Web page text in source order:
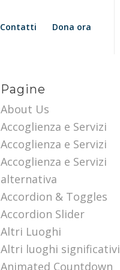
Contatti Dona ora
Pagine
About Us
Accoglienza e Servizi
Accoglienza e Servizi
Accoglienza e Servizi
alternativa
Accordion & Toggles
Accordion Slider
Altri Luoghi
Altri luoghi significativi
Animated Countdown